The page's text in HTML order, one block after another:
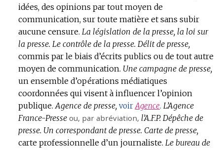
idées, des opinions par tout moyen de
communication, sur toute matière et sans subir
aucune censure. La législation de la presse, la loi sur
la presse. Le contrôle de la presse. Délit de presse,
commis par le biais d’écrits publics ou de tout autre
moyen de communication. Une campagne de presse,
un ensemble d’opérations médiatiques
coordonnées qui visent à influencer l’opinion
publique. Agence de presse, voir Agence. L’Agence
France-Presse ou, par abréviation, l’A.F.P. Dépêche de
presse. Un correspondant de presse. Carte de presse,
carte professionnelle d’un journaliste. Le bureau de